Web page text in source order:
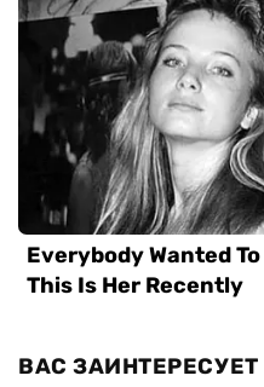
ВАС ЗАИНТЕРЕСУЕТ